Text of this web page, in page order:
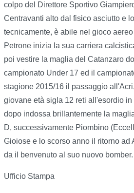
colpo del Direttore Sportivo
Centravanti alto dal fisico asciutto e
tecnicamente, è abile nel gioco
Petrone inizia la sua carriera
poi vestire la maglia del Catanzaro
campionato Under 17 ed il
stagione 2015/16 il passaggio
giovane età sigla 12 reti all'esordio
dopo indossa brillantemente la
D, successivamente Piombino
Gioiose e lo scorso anno il ritorno ad
da il benvenuto al suo nuovo bomber.
Ufficio Stampa